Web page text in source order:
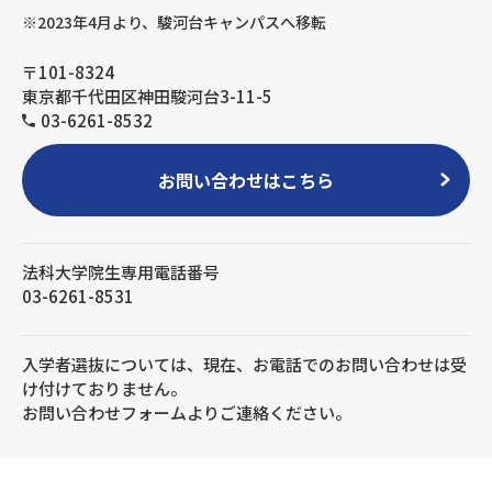
※2023年4月より、駿河台キャンパスへ移転
〒101-8324
東京都千代田区神田駿河台3-11-5
03-6261-8532
お問い合わせはこちら
法科大学院生専用電話番号
03-6261-8531
入学者選抜については、現在、お電話でのお問い合わせは受
け付けておりません。
お問い合わせフォームよりご連絡ください。